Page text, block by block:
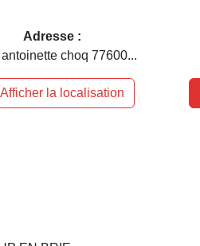
Adresse :
choq 77600...
la localisation